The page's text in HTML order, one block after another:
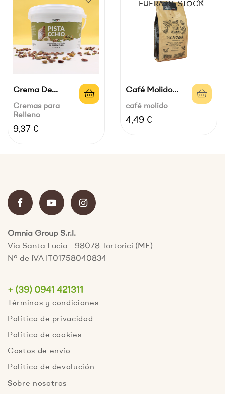
Crema De
Pistacho Para...
Cremas para
Relleno
Precio
9,37 €
FUERA DE STOCK
Café Molido
Luscioux...
café molido
Precio
4,49 €
Omnia Group S.r.l.
Via Santa Lucia - 98078 Tortorici (ME)
Nº de IVA IT01758040834
+ (39) 0941 421311
Términos y condiciones
Política de privacidad
Política de cookies
Costos de envío
Política de devolución
Sobre nosotros